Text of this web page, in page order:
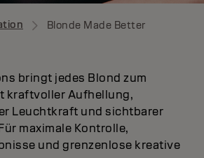
Blonde Made Better
bringt jedes Blond zum
kraftvoller Aufhellung,
Leuchtkraft und sichtbarer
maximale Kontrolle,
und grenzenlose kreative